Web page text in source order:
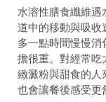
水溶性膳食纖維遇
道中的移動與吸收
多一點時間慢慢消
擔很重。對經常吃
緻澱粉與甜食的人
也會讓餐後感受更